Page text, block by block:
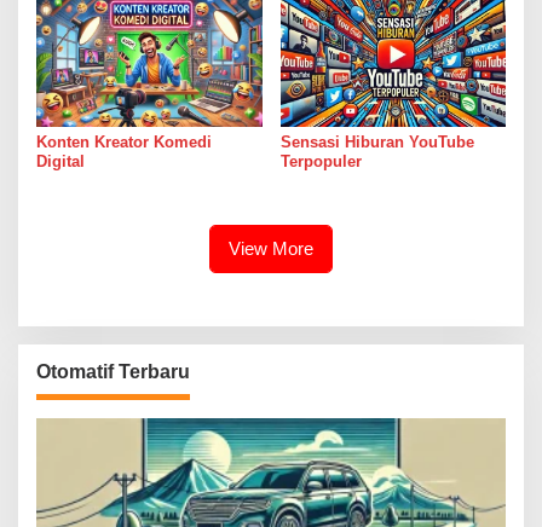
Konten Kreator Komedi
Digital
Sensasi Hiburan YouTube
Terpopuler
View More
Otomatif Terbaru